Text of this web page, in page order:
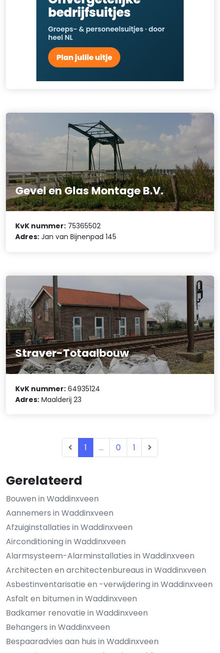
Gerelateerd
Bouwen in Waddinxveen
Aannemers in Waddinxveen
Afzuiginstallaties in Waddinxveen
Airconditioning in Waddinxveen
Alarmsysteem-Alarminstallaties in Waddinxveen
Architecten en architectenbureaus in Waddinxveen
Asbestinventarisatie en -verwijdering in Waddinxveen
Asfalt en bitumen in Waddinxveen
Badkamer renovatie in Waddinxveen
Behangers in Waddinxveen
Bespaaradvies aan huis in Waddinxveen
Gevel en Glas Montage B.V.
KvK nummer: 75365502
Adres: Jan van Bijnenpad 145
Straver-Totaalbouw
KvK nummer: 64935124
Adres: Maalderij 23
1 ... 0 1